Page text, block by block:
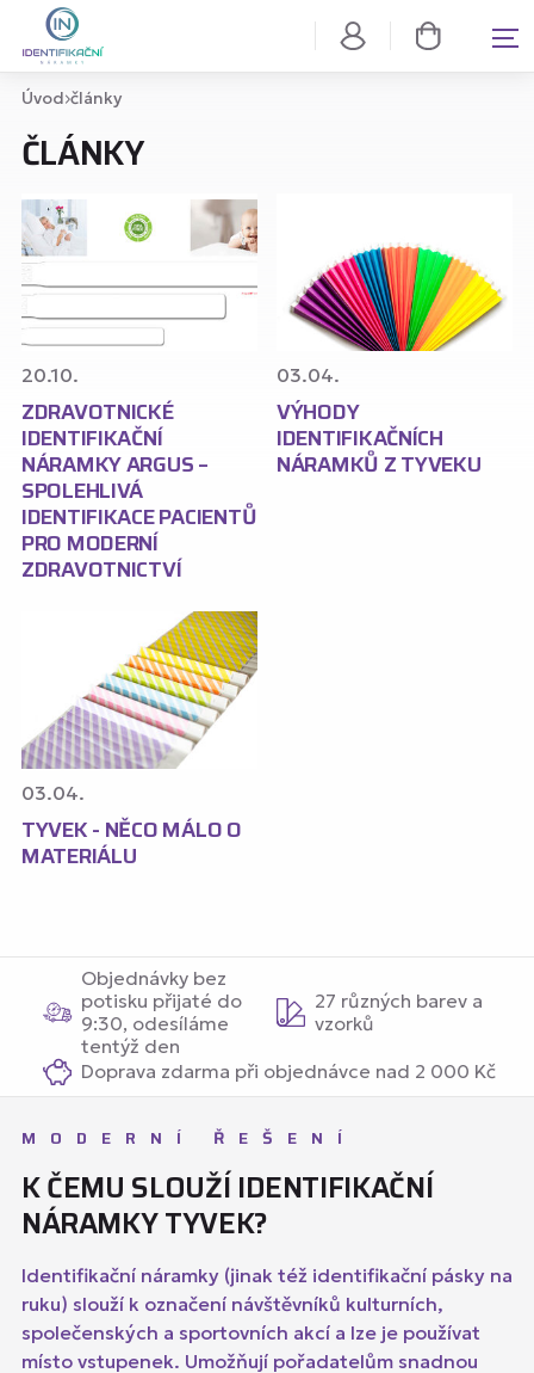
Úvod články
ČLÁNKY
20.10.
ZDRAVOTNICKÉ
IDENTIFIKAČNÍ
NÁRAMKY ARGUS –
SPOLEHLIVÁ
IDENTIFIKACE PACIENTŮ
PRO MODERNÍ
ZDRAVOTNICTVÍ
03.04.
VÝHODY
IDENTIFIKAČNÍCH
NÁRAMKŮ Z TYVEKU
03.04.
TYVEK - NĚCO MÁLO O
MATERIÁLU
Objednávky bez
potisku přijaté do
9:30, odesíláme
tentýž den
27 různých barev a
vzorků
Doprava zdarma při objednávce nad 2 000 Kč
MODERNÍ ŘEŠENÍ
K ČEMU SLOUŽÍ IDENTIFIKAČNÍ
NÁRAMKY TYVEK?
Identifikační náramky (jinak též identifikační pásky na
ruku) slouží k označení návštěvníků kulturních,
společenských a sportovních akcí a lze je používat
místo vstupenek. Umožňují pořadatelům snadnou